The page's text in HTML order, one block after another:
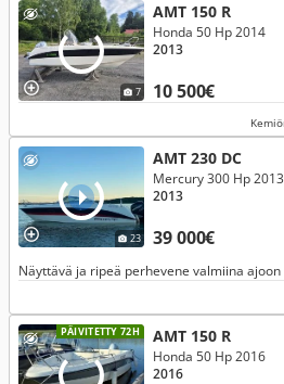
7
AMT 150 R
10 500€
Honda 50 Hp 2014
2013
23
AMT 230 DC
39 000€
Mercury 300 Hp 2013
2013
Näyttävä ja ripeä perhevene valmiina ajoon
PÄIVITETTY 72H AMT 150 R
Honda 50 Hp 2016
2016